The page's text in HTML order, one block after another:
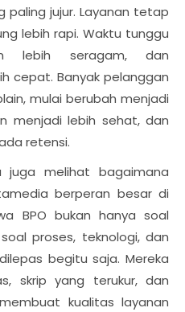
paling jujur. Layanan tetap
lebih rapi. Waktu tunggu
lebih seragam, dan
cepat. Banyak pelanggan
mulai berubah menjadi
menjadi lebih sehat, dan
retensi.
juga melihat bagaimana
berperan besar di
BPO bukan hanya soal
proses, teknologi, dan
begitu saja. Mereka
skrip yang terukur, dan
kualitas layanan